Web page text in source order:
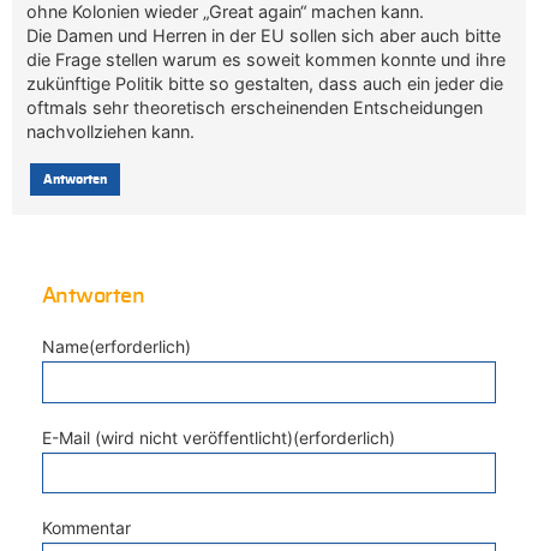
ohne Kolonien wieder „Great again“ machen kann.
Die Damen und Herren in der EU sollen sich aber auch bitte
die Frage stellen warum es soweit kommen konnte und ihre
zukünftige Politik bitte so gestalten, dass auch ein jeder die
oftmals sehr theoretisch erscheinenden Entscheidungen
nachvollziehen kann.
Antworten
Antworten
Name(erforderlich)
E-Mail (wird nicht veröffentlicht)(erforderlich)
Kommentar